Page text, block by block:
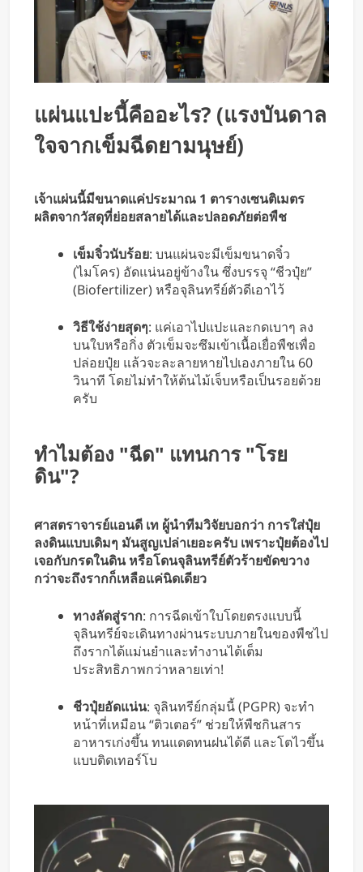
แผ่นแปะนี้คืออะไร? (แรงบันดาล
ใจจากเข็มฉีดยามนุษย์)
เจ้าแผ่นนี้มีขนาดแค่ประมาณ 1 ตารางเซนติเมตร
ผลิตจากวัสดุที่ย่อยสลายได้และปลอดภัยต่อพืช
เข็มจิ๋วนับร้อย: บนแผ่นจะมีเข็มขนาดจิ๋ว
(ไมโคร) อัดแน่นอยู่ข้างใน ซึ่งบรรจุ “ชีวปุ๋ย”
(Biofertilizer) หรือจุลินทรีย์ตัวดีเอาไว้
วิธีใช้ง่ายสุดๆ: แค่เอาไปแปะและกดเบาๆ ลง
บนใบหรือกิ่ง ตัวเข็มจะซึมเข้าเนื้อเยื่อพืชเพื่อ
ปล่อยปุ๋ย แล้วจะละลายหายไปเองภายใน 60
วินาที โดยไม่ทำให้ต้นไม้เจ็บหรือเป็นรอยด้วย
ครับ
ทำไมต้อง "ฉีด" แทนการ "โรย
ดิน"?
ศาสตราจารย์แอนดี เท ผู้นำทีมวิจัยบอกว่า การใส่ปุ๋ย
ลงดินแบบเดิมๆ มันสูญเปล่าเยอะครับ เพราะปุ๋ยต้องไป
เจอกับกรดในดิน หรือโดนจุลินทรีย์ตัวร้ายขัดขวาง
กว่าจะถึงรากก็เหลือแค่นิดเดียว
ทางลัดสู่ราก: การฉีดเข้าใบโดยตรงแบบนี้
จุลินทรีย์จะเดินทางผ่านระบบภายในของพืชไป
ถึงรากได้แม่นยำและทำงานได้เต็ม
ประสิทธิภาพกว่าหลายเท่า!
ชีวปุ๋ยอัดแน่น: จุลินทรีย์กลุ่มนี้ (PGPR) จะทำ
หน้าที่เหมือน “ติวเตอร์” ช่วยให้พืชกินสาร
อาหารเก่งขึ้น ทนแดดทนฝนได้ดี และโตไวขึ้น
แบบติดเทอร์โบ